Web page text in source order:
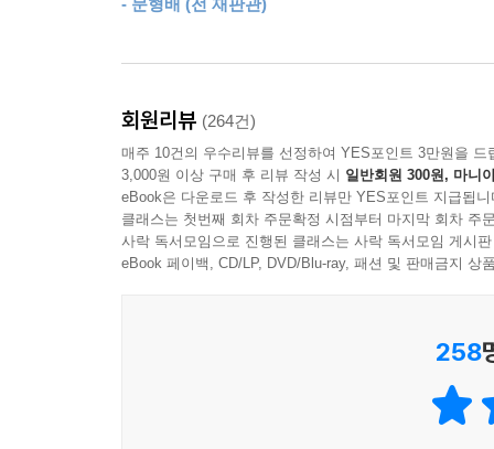
라는 말을 안중근은 참았다.(66~67쪽)
위해 교묘히 연출한 순종 황제의 사진이 실려 있
향한 생애 마지막 여정에 오른다.
안중근은 곧바로 의병 활동을 함께했던 동지 우
결정한다. 동일한 목적을 공유한 두 청년의 망설
- 우습지만 그렇게 되었다. 겨누어 쏘기는 마찬가지
- 많이 쏘지는 않았다. 나는 사냥꾼이 아니지만 이
- 문형배 (전 재판관)
회원리뷰 (264건)
매주 10건의 우수리뷰를 선정하여 YES포인트 3만원을 드
3,000원 이상 구매 후 리뷰 작성 시 일반회원 300원, 마니
eBook은 다운로드 후 작성한 리뷰만 YES포인트 지급됩니
클래스는 첫번째 회차 주문확정 시점부터 마지막 회차 주
사락 독서모임으로 진행된 클래스는 사락 독서모임 게시
eBook 페이백, CD/LP, DVD/Blu-ray, 패션 및 판매금지 상
258